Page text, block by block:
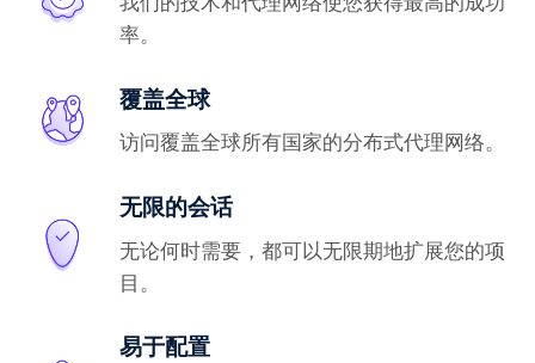
率。
覆盖全球
访问覆盖全球所有国家的分布式代理网络。
无限的会话
无论何时需要，都可以无限期地扩展您的项
目。
易于配置